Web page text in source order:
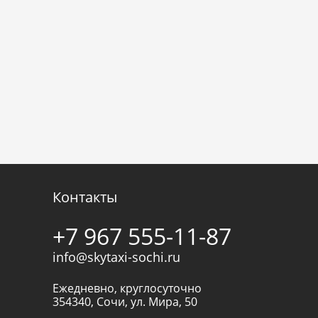
Контакты
+7 967 555-11-87
info@skytaxi-sochi.ru
Ежедневно, круглосуточно
354340, Сочи, ул. Мира, 50